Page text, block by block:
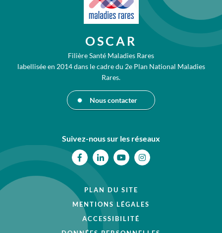
OSCAR
Filière Santé Maladies Rares
labellisée en 2014 dans le cadre du 2e Plan National Maladies
Rares.
Nous contacter
Suivez-nous sur les réseaux
FacebookLinkedin
PLAN DU SITE
MENTIONS LÉGALES
ACCESSIBILITÉ